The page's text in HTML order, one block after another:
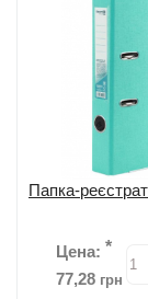
Папка-
Цена: *
77,28 грн